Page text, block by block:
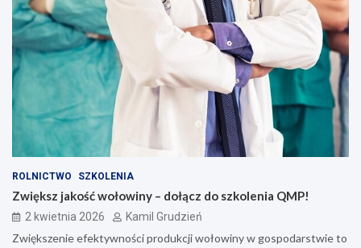
ROLNICTWO SZKOLENIA
Zwiększ jakość wołowiny – dołącz do szkolenia QMP!
2 kwietnia 2026 Kamil Grudzień
Zwiększenie efektywności produkcji wołowiny w gospodarstwie to